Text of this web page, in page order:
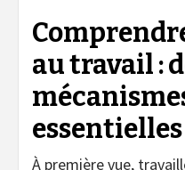
au travail :
essentielles
À première vue,